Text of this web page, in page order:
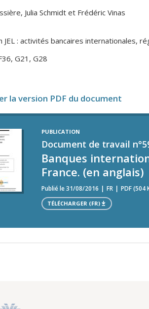
Julia Schmidt et Frédéric Vinas
JEL : activités bancaires internationales,
G21, G28
la version PDF du document
PUBLICATION
Document de travail
Banques
France. (en anglais)
Publié le 31/08/2016 FR PDF (504
TÉLÉCHARGER (FR)